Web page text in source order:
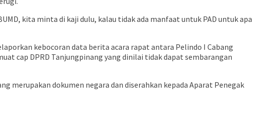
kita minta di kaji dulu, kalau tidak ada manfaat untuk PAD untuk apa
kebocoran data berita acara rapat antara Pelindo I Cabang
cap DPRD Tanjungpinang yang dinilai tidak dapat sembarangan
merupakan dokumen negara dan diserahkan kepada Aparat Penegak